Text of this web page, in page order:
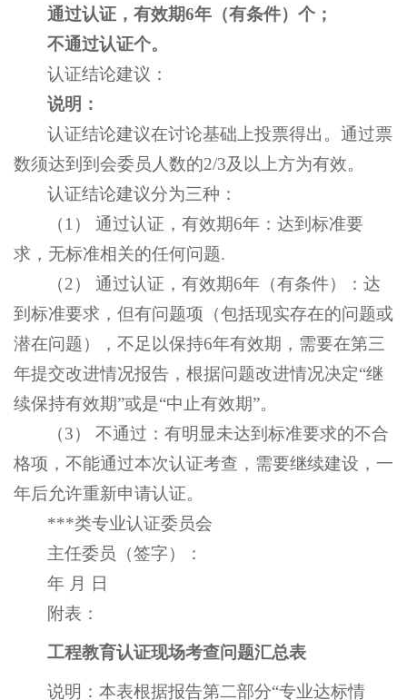
通过认证，有效期6年（有条件）个；
不通过认证个。
认证结论建议：
说明：
认证结论建议在讨论基础上投票得出。通过票
数须达到到会委员人数的2/3及以上方为有效。
认证结论建议分为三种：
（1） 通过认证，有效期6年：达到标准要
求，无标准相关的任何问题.
（2） 通过认证，有效期6年（有条件）：达
到标准要求，但有问题项（包括现实存在的问题或
潜在问题），不足以保持6年有效期，需要在第三
年提交改进情况报告，根据问题改进情况决定“继
续保持有效期”或是“中止有效期”。
（3） 不通过：有明显未达到标准要求的不合
格项，不能通过本次认证考查，需要继续建设，一
年后允许重新申请认证。
***类专业认证委员会
主任委员（签字）：
年 月 日
附表：
工程教育认证现场考查问题汇总表
说明：本表根据报告第二部分“专业达标情